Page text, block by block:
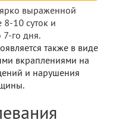
выраженной
8-10 суток и
7-го дня.
также в виде
вкраплениями на
и нарушения